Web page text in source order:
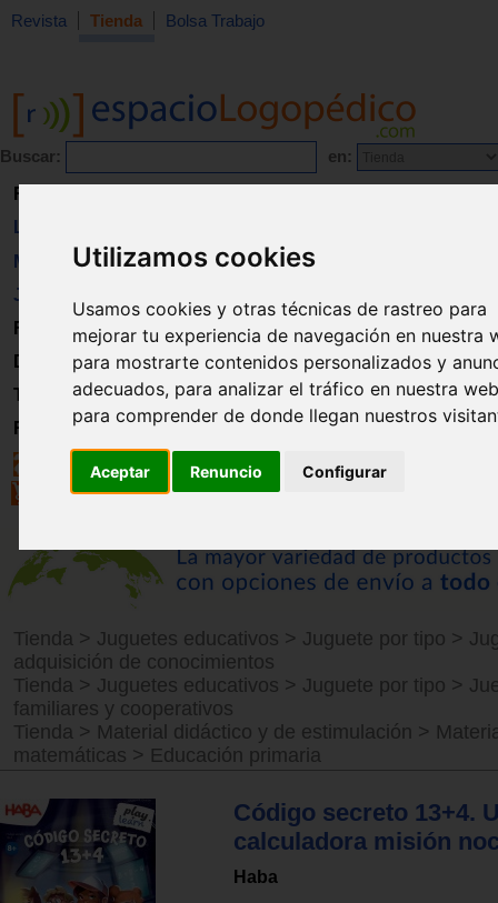
Utilizamos cookies
Usamos cookies y otras técnicas de rastreo para
mejorar tu experiencia de navegación en nuestra
para mostrarte contenidos personalizados y
adecuados, para analizar el tráfico en nuestra
para comprender de donde llegan nuestros
Aceptar Renuncio Configurar
Revista Tienda Bolsa Trabajo
Buscar: en:
Revista
Libros
Material
Juguetes
Formación
Directorio
Trabajo
Registro
Tienda > Juguetes educativos > Juguete por tipo >
adquisición de conocimientos
Tienda > Juguetes educativos > Juguete por tipo >
familiares y cooperativos
Tienda > Material didáctico y de estimulación >
matemáticas > Educación primaria
Código secreto 13+4.
calculadora misión
Haba